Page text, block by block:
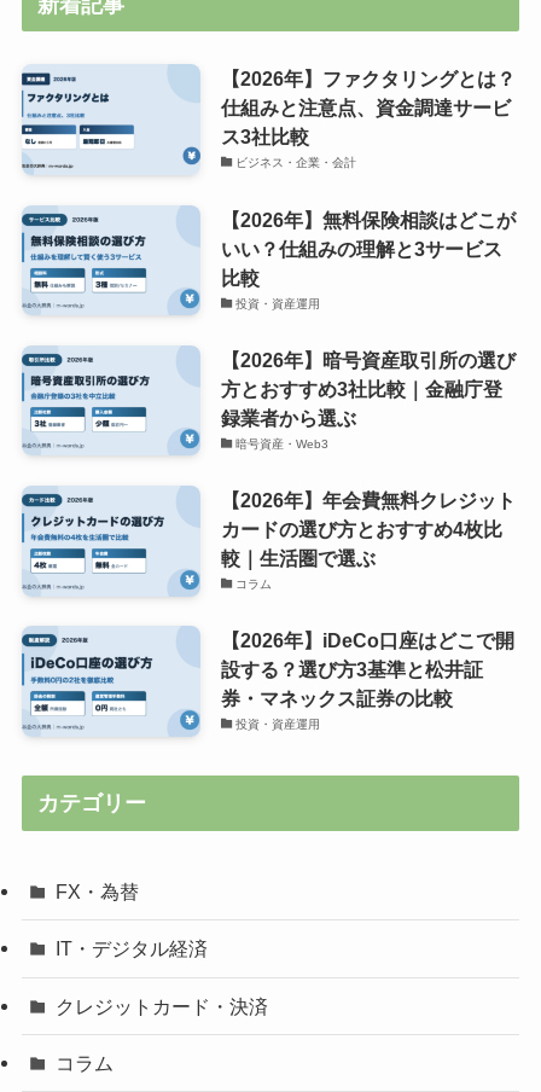
【2026年】ファクタリングとは？
仕組みと注意点、資金調達サービ
ス3社比較
ビジネス・企業・会計
【2026年】無料保険相談はどこが
いい？仕組みの理解と3サービス
比較
投資・資産運用
【2026年】暗号資産取引所の選び
方とおすすめ3社比較｜金融庁登
録業者から選ぶ
暗号資産・Web3
【2026年】年会費無料クレジット
カードの選び方とおすすめ4枚比
較｜生活圏で選ぶ
コラム
【2026年】iDeCo口座はどこで開
設する？選び方3基準と松井証
券・マネックス証券の比較
投資・資産運用
カテゴリー
FX・為替
IT・デジタル経済
クレジットカード・決済
コラム